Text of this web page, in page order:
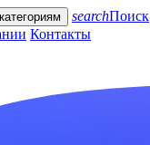
searchПоиск
Контакты